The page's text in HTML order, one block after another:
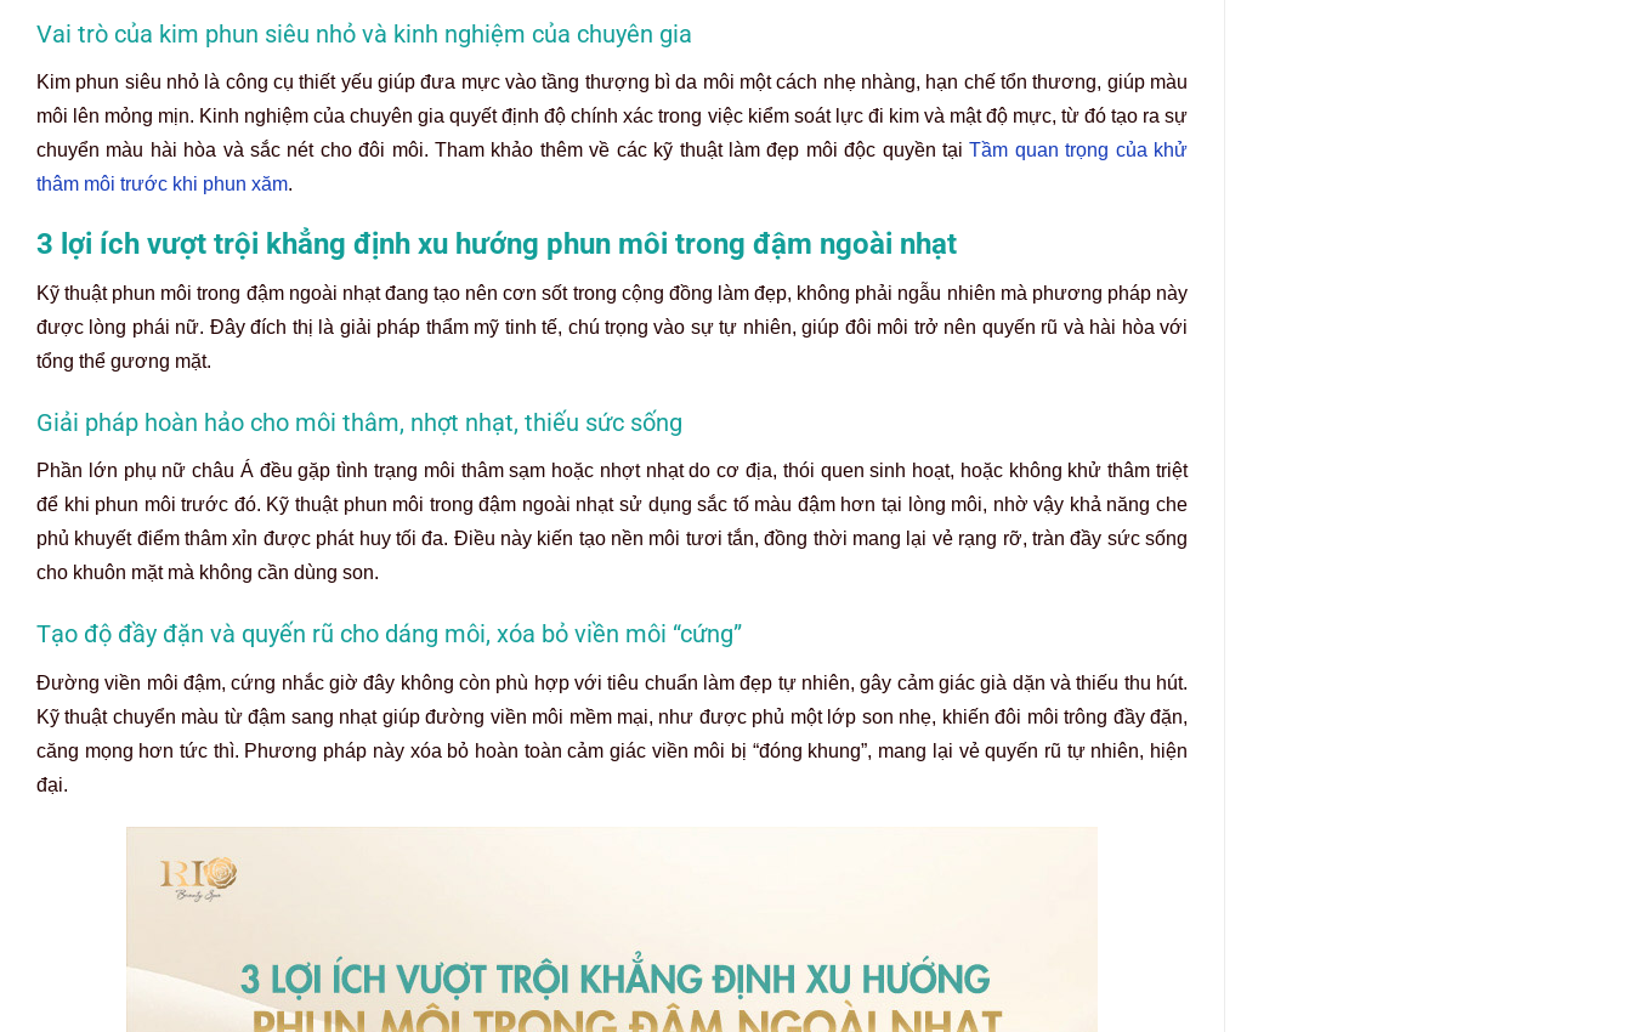
Vai trò của kim phun siêu nhỏ và kinh nghiệm của chuyên gia
Kim phun siêu nhỏ là công cụ thiết yếu giúp đưa mực vào tầng thượng bì da môi một cách nhẹ nhàng, hạn chế tổn thương, giúp màu
môi lên mỏng mịn. Kinh nghiệm của chuyên gia quyết định độ chính xác trong việc kiểm soát lực đi kim và mật độ mực, từ đó tạo ra sự
chuyển màu hài hòa và sắc nét cho đôi môi. Tham khảo thêm về các kỹ thuật làm đẹp môi độc quyền tại Tầm quan trọng của khử
thâm môi trước khi phun xăm.
3 lợi ích vượt trội khẳng định xu hướng phun môi trong đậm ngoài nhạt
Kỹ thuật phun môi trong đậm ngoài nhạt đang tạo nên cơn sốt trong cộng đồng làm đẹp, không phải ngẫu nhiên mà phương pháp này
được lòng phái nữ. Đây đích thị là giải pháp thẩm mỹ tinh tế, chú trọng vào sự tự nhiên, giúp đôi môi trở nên quyến rũ và hài hòa với
tổng thể gương mặt.
Giải pháp hoàn hảo cho môi thâm, nhợt nhạt, thiếu sức sống
Phần lớn phụ nữ châu Á đều gặp tình trạng môi thâm sạm hoặc nhợt nhạt do cơ địa, thói quen sinh hoạt, hoặc không khử thâm triệt
để khi phun môi trước đó. Kỹ thuật phun môi trong đậm ngoài nhạt sử dụng sắc tố màu đậm hơn tại lòng môi, nhờ vậy khả năng che
phủ khuyết điểm thâm xỉn được phát huy tối đa. Điều này kiến tạo nền môi tươi tắn, đồng thời mang lại vẻ rạng rỡ, tràn đầy sức sống
cho khuôn mặt mà không cần dùng son.
Tạo độ đầy đặn và quyến rũ cho dáng môi, xóa bỏ viền môi “cứng”
Đường viền môi đậm, cứng nhắc giờ đây không còn phù hợp với tiêu chuẩn làm đẹp tự nhiên, gây cảm giác già dặn và thiếu thu hút.
Kỹ thuật chuyển màu từ đậm sang nhạt giúp đường viền môi mềm mại, như được phủ một lớp son nhẹ, khiến đôi môi trông đầy đặn,
căng mọng hơn tức thì. Phương pháp này xóa bỏ hoàn toàn cảm giác viền môi bị “đóng khung”, mang lại vẻ quyến rũ tự nhiên, hiện
đại.